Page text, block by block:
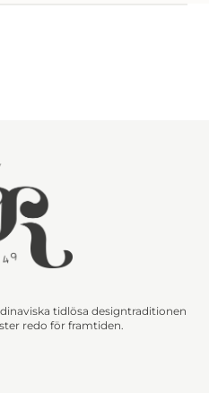
tidlösa designtraditionen
redo för framtiden.